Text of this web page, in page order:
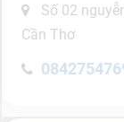
Số 02
Cần Thơ